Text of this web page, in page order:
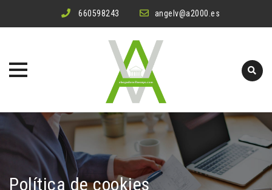
660598243 angelv@a2000.es
Skip
content
Política de cookies